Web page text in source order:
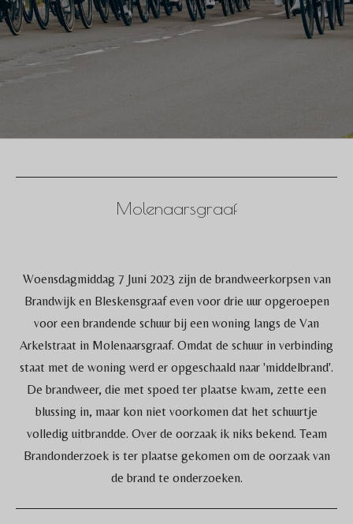
Molenaarsgraaf
Woensdagmiddag 7 Juni 2023 zijn de brandweerkorpsen van
Brandwijk en Bleskensgraaf even voor drie uur opgeroepen
voor een brandende schuur bij een woning langs de Van
Arkelstraat in Molenaarsgraaf. Omdat de schuur in verbinding
staat met de woning werd er opgeschaald naar 'middelbrand'.
De brandweer, die met spoed ter plaatse kwam, zette een
blussing in, maar kon niet voorkomen dat het schuurtje
volledig uitbrandde. Over de oorzaak ik niks bekend. Team
Brandonderzoek is ter plaatse gekomen om de oorzaak van
de brand te onderzoeken.